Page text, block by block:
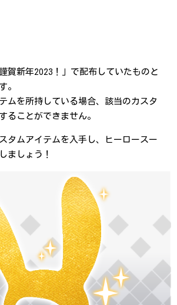
賀新年2023！」で配布していたものと
。
ムを所持している場合、該当のカスタ
ることができません。
タムアイテムを入手し、ヒーロースー
ましょう！